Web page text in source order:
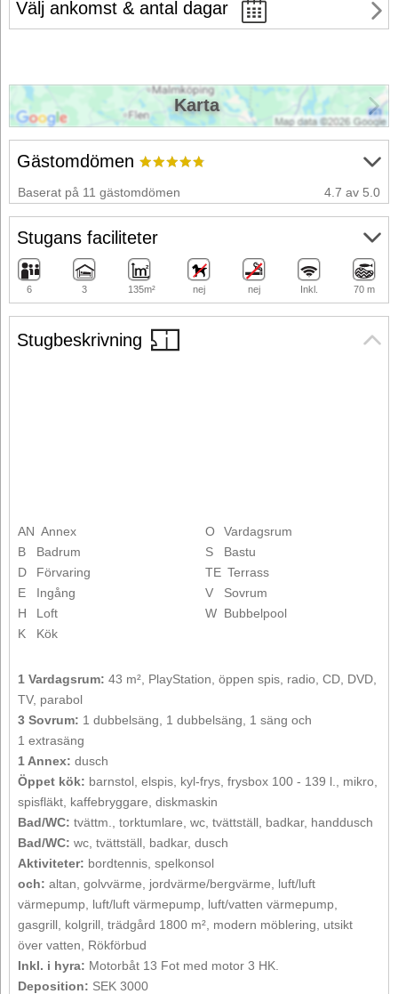
Välj ankomst & antal dagar
Stugbeskrivning
AN Annex
B
Badrum
D
Förvaring
E
Ingång
H
Loft
K
Kök
O
Vardagsrum
S
Bastu
TE Terrass
V
Sovrum
W Bubbelpool
1 Vardagsrum: 43 m², PlayStation, öppen spis, radio, CD, DVD,
TV, parabol
3 Sovrum: 1 dubbelsäng, 1 dubbelsäng, 1 säng och
1 extrasäng
1 Annex: dusch
Öppet kök: barnstol, elspis, kyl-frys, frysbox 100 - 139 l., mikro,
spisfläkt, kaffebryggare, diskmaskin
Bad/WC: tvättm., torktumlare, wc, tvättställ, badkar, handdusch
Bad/WC: wc, tvättställ, badkar, dusch
Aktiviteter: bordtennis, spelkonsol
och: altan, golvvärme, jordvärme/bergvärme, luft/luft
värmepump, luft/luft värmepump, luft/vatten värmepump,
gasgrill, kolgrill, trädgård 1800 m², modern möblering, utsikt
över vatten, Rökförbud
Inkl. i hyra: Motorbåt 13 Fot med motor 3 HK.
Deposition: SEK 3000
Gästomdömen
Baserat på 11 gästomdömen 4.7 av 5.0
Stugans faciliteter
6 3 135m² nej nej Inkl. 70 m
Karta